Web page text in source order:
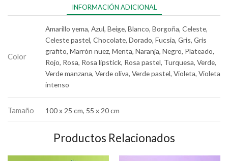
INFORMACIÓN ADICIONAL
Color
Amarillo yema, Azul, Beige, Blanco, Borgoña, Celeste,
Celeste pastel, Chocolate, Dorado, Fucsia, Gris, Gris
grafito, Marrón nuez, Menta, Naranja, Negro, Plateado,
Rojo, Rosa, Rosa lipstick, Rosa pastel, Turquesa, Verde,
Verde manzana, Verde oliva, Verde pastel, Violeta, Violeta
intenso
Tamaño 100 x 25 cm, 55 x 20 cm
Productos Relacionados